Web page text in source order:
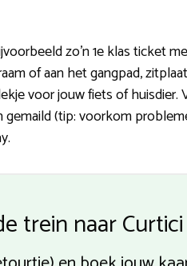
zo’n 1e klas ticket
of aan het gangpad,
voor jouw fiets of huisdier.
(tip: voorkom
trein naar